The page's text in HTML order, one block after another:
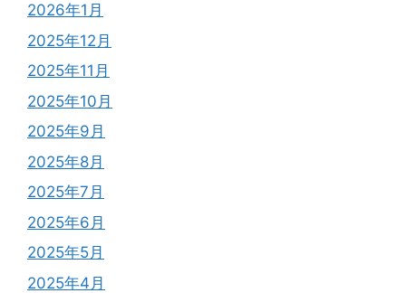
2026年1月
2025年12月
2025年11月
2025年10月
2025年9月
2025年8月
2025年7月
2025年6月
2025年5月
2025年4月